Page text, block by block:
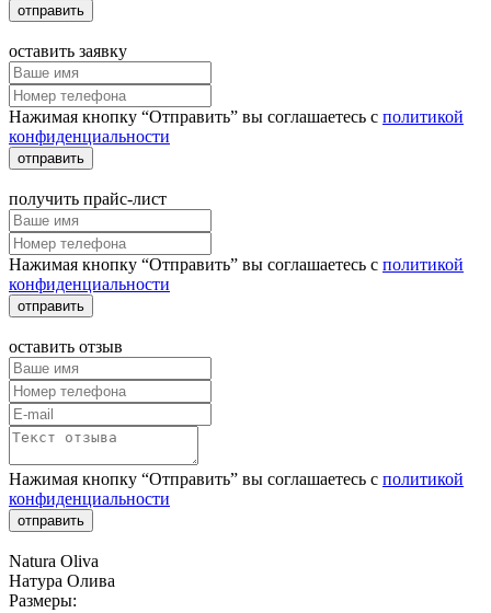
отправить
оставить заявку
Нажимая кнопку “Отправить” вы соглашаетесь с политикой
конфиденциальности
отправить
получить прайс-лист
Нажимая кнопку “Отправить” вы соглашаетесь с политикой
конфиденциальности
отправить
оставить отзыв
Нажимая кнопку “Отправить” вы соглашаетесь с политикой
конфиденциальности
отправить
Natura Oliva
Натура Олива
Размеры: